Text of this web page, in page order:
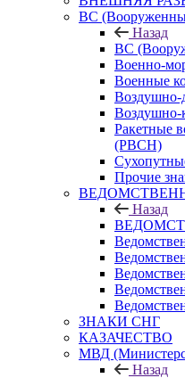
ВС
Назад
ВС
Военно-
Военные
Воздушно-
Воздушно-
Ракетные
(РВСН)
Прочие
Назад
ЗНАКИ СНГ
КАЗАЧЕСТВО
МВД
Назад